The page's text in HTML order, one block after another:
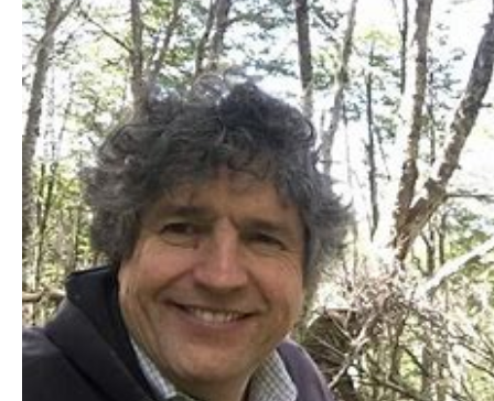
AUDIOS
VIDEOS
GALERIA DE FOTOS
APP MÓVIL
TRANSPARENCIA